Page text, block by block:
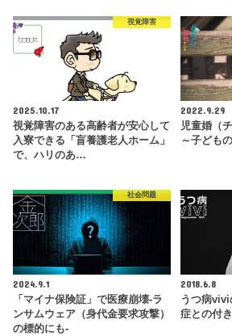
視覚障害
2025.10.17
視覚障害のある高齢者が安心して
入寮できる「盲養護老人ホーム」
で、ハリのあ…
2022.9.29
児童婚（
～子ども
社会問題
2024.9.1
「マイナ保険証」で医療崩壊-ラ
ンサムウェア（身代金要求攻撃）
の標的にも-
2018.6.8
うつ病vivi
症との付